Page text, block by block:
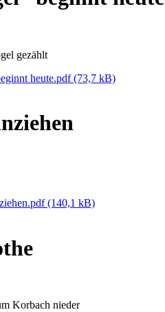
gezählt
heute.pdf(73,7 kB)
(140,1 kB)
Korbach nieder